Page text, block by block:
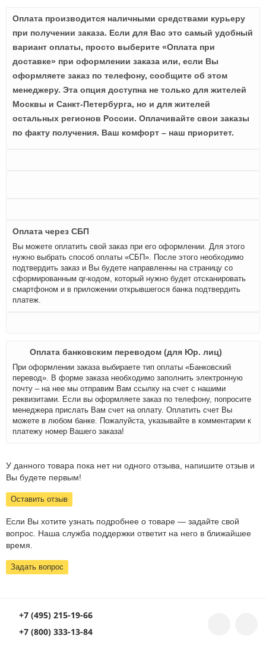
Оплата производится наличными средствами курьеру
при получении заказа. Если для Вас это самый удобный
вариант оплаты, просто выберите «Оплата при
доставке» при оформлении заказа или, если Вы
оформляете заказ по телефону, сообщите об этом
менеджеру. Эта опция доступна не только для жителей
Москвы и Санкт-Петербурга, но и для жителей
остальных регионов России. Оплачивайте свои заказы
по факту получения. Ваш комфорт – наш приоритет.
Оплата через СБП
Вы можете оплатить свой заказ при его оформлении. Для этого
нужно выбрать способ оплаты «СБП». После этого необходимо
подтвердить заказ и Вы будете направленны на страницу со
сформированным qr-кодом, который нужно будет отсканировать
смартфоном и в приложении открывшегося банка подтвердить
платеж.
Оплата банковским переводом (для Юр. лиц)
При оформлении заказа выбираете тип оплаты «Банковский
перевод». В форме заказа необходимо заполнить электронную
почту – на нее мы отправим Вам ссылку на счет с нашими
реквизитами. Если вы оформляете заказ по телефону, попросите
менеджера прислать Вам счет на оплату. Оплатить счет Вы
можете в любом банке. Пожалуйста, указывайте в комментарии к
платежу номер Вашего заказа!
У данного товара пока нет ни одного отзыва, напишите отзыв и
Вы будете первым!
Оставить отзыв
Если Вы хотите узнать подробнее о товаре — задайте свой
вопрос. Наша служба поддержки ответит на него в ближайшее
время.
Задать вопрос
+7 (495) 215-19-66
+7 (800) 333-13-84